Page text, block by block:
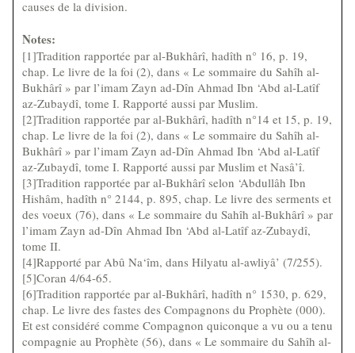
causes de la division.
Notes:
[1]Tradition rapportée par al-Bukhârî, hadîth n° 16, p. 19,
chap. Le livre de la foi (2), dans « Le sommaire du Sahîh al-
Bukhârî » par l’imam Zayn ad-Dîn Ahmad Ibn ‘Abd al-Latîf
az-Zubaydî, tome I. Rapporté aussi par Muslim.
[2]Tradition rapportée par al-Bukhârî, hadîth n°14 et 15, p. 19,
chap. Le livre de la foi (2), dans « Le sommaire du Sahîh al-
Bukhârî » par l’imam Zayn ad-Dîn Ahmad Ibn ‘Abd al-Latîf
az-Zubaydî, tome I. Rapporté aussi par Muslim et Nasâ’î.
[3]Tradition rapportée par al-Bukhârî selon ‘Abdullâh Ibn
Hishâm, hadîth n° 2144, p. 895, chap. Le livre des serments et
des voeux (76), dans « Le sommaire du Sahîh al-Bukhârî » par
l’imam Zayn ad-Dîn Ahmad Ibn ‘Abd al-Latîf az-Zubaydî,
tome II.
[4]Rapporté par Abû Na‘îm, dans Hilyatu al-awliyâ’ (7/255).
[5]Coran 4/64-65.
[6]Tradition rapportée par al-Bukhârî, hadîth n° 1530, p. 629,
chap. Le livre des fastes des Compagnons du Prophète (000).
Et est considéré comme Compagnon quiconque a vu ou a tenu
compagnie au Prophète (56), dans « Le sommaire du Sahîh al-